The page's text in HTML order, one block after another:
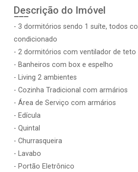
Descrição do Imóvel
- 3 dormitórios sendo 1 suíte, todos
condicionado
- 2 dormitórios com ventilador de teto
- Banheiros com box e espelho
- Living 2 ambientes
- Cozinha Tradicional com armários
- Área de Serviço com armários
- Edícula
- Quintal
- Churrasqueira
- Lavabo
- Portão Eletrônico